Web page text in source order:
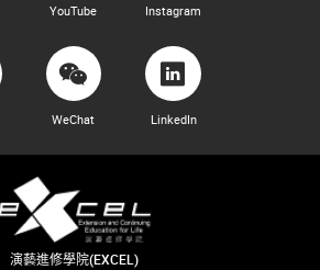
YouTube Instagram
WeChat LinkedIn
演藝進修學院(EXCEL)